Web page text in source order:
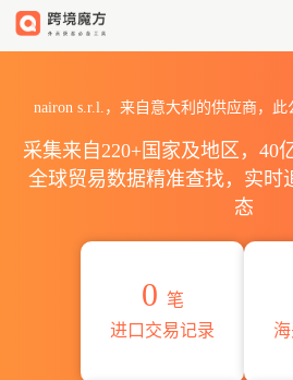
nairon s.r.l.，来自意大利的供应商，此
采集来自220+国家及地区，40
全球贸易数据精准查找，实时
态
0 笔
进口交易记录